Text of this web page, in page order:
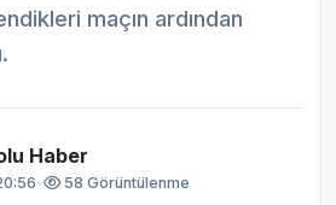
maçın ardından
Haber
• 58 Görüntülenme